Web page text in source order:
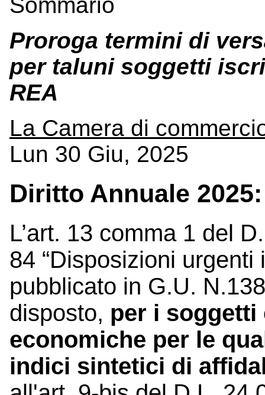
Proroga termini di
per taluni soggetti
REA
La Camera di
Lun 30 Giu, 2025
Diritto Annuale
L’art. 13 comma 1 del
84 “Disposizioni
pubblicato in G.U.
disposto, per i soggetti
economiche per le
indici sintetici di